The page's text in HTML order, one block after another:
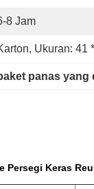
8 Jam
Ukuran: 41
panas yang
Persegi Keras